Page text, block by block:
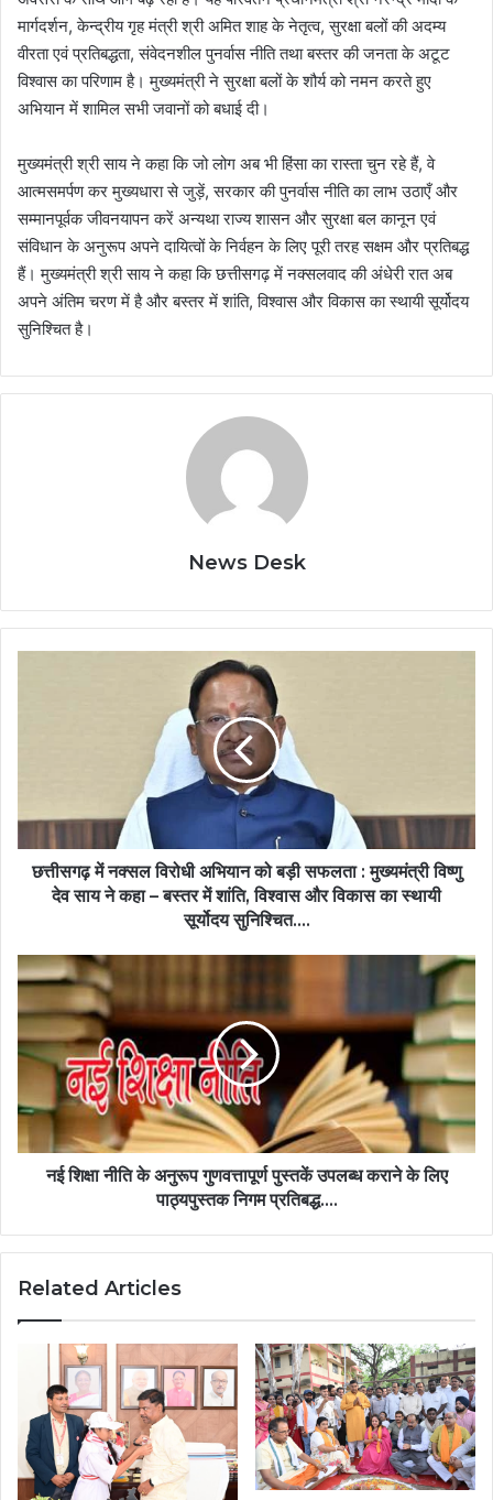
मार्गदर्शन, केन्द्रीय गृह मंत्री श्री अमित शाह के नेतृत्व, सुरक्षा बलों की अदम्य
वीरता एवं प्रतिबद्धता, संवेदनशील पुनर्वास नीति तथा बस्तर की जनता के अटूट
विश्वास का परिणाम है। मुख्यमंत्री ने सुरक्षा बलों के शौर्य को नमन करते हुए
अभियान में शामिल सभी जवानों को बधाई दी।
मुख्यमंत्री श्री साय ने कहा कि जो लोग अब भी हिंसा का रास्ता चुन रहे हैं, वे
आत्मसमर्पण कर मुख्यधारा से जुड़ें, सरकार की पुनर्वास नीति का लाभ उठाएँ और
सम्मानपूर्वक जीवनयापन करें अन्यथा राज्य शासन और सुरक्षा बल कानून एवं
संविधान के अनुरूप अपने दायित्वों के निर्वहन के लिए पूरी तरह सक्षम और प्रतिबद्ध
हैं। मुख्यमंत्री श्री साय ने कहा कि छत्तीसगढ़ में नक्सलवाद की अंधेरी रात अब
अपने अंतिम चरण में है और बस्तर में शांति, विश्वास और विकास का स्थायी सूर्योदय
सुनिश्चित है।
News Desk
सफलता
:
मुख्यमंत्री
ने
कहा
–
बस्तर
में
विश्वास
विकास
सुनिश्चित….
छत्तीसगढ़ में नक्सल विरोधी अभियान को बड़ी सफलता : मुख्यमंत्री विष्णु
देव साय ने कहा – बस्तर में शांति, विश्वास और विकास का स्थायी
सूर्योदय सुनिश्चित….
नई
शिक्षा
नीति
के
अनुरूप
गुणवत्तापूर्ण
पुस्तकें
उपलब्ध
कराने
नई शिक्षा नीति के अनुरूप गुणवत्तापूर्ण पुस्तकें उपलब्ध कराने के लिए
पाठ्यपुस्तक निगम प्रतिबद्ध….
Related Articles